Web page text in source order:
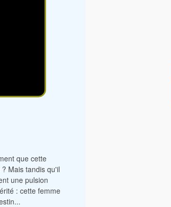
que cette
Mais tandis qu'il
une pulsion
: cette femme